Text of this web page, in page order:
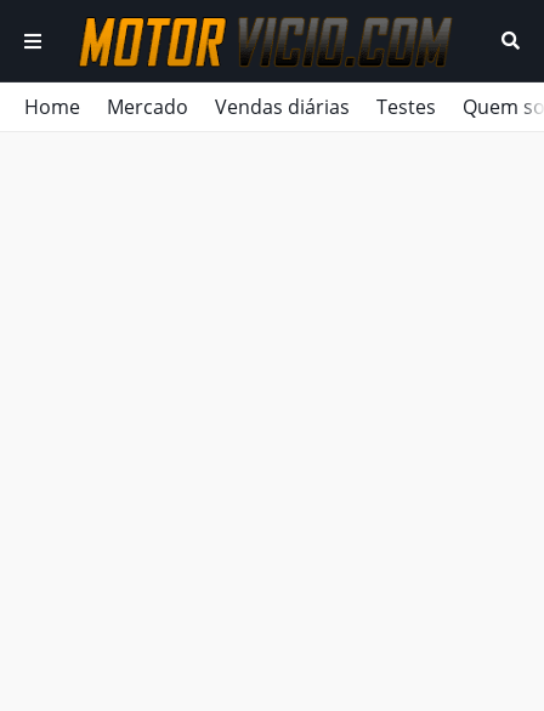
Home Mercado Vendas diárias Testes Quem